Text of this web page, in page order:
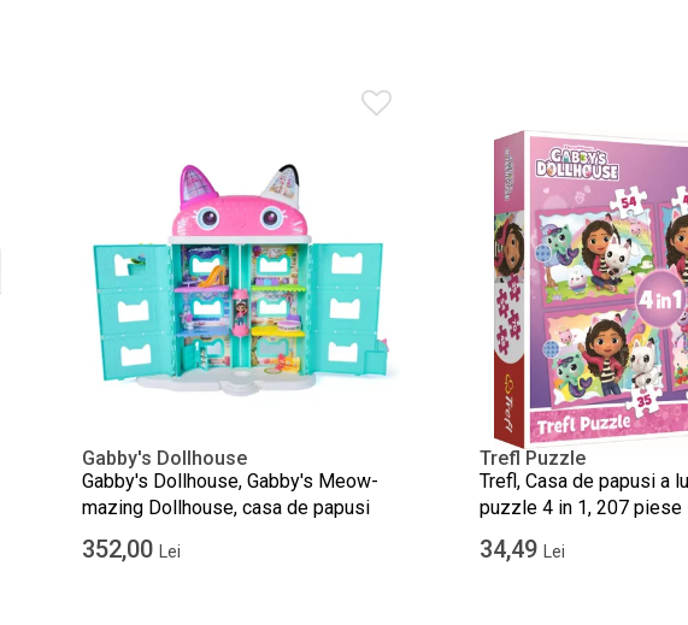
Gabby's Dollhouse
Gabby's Dollhouse, Gabby's Meow-
mazing Dollhouse, casa de papusi
352,00 Lei
Trefl Puzzle
Trefl, Casa de papusi a
puzzle 4 in 1, 207 piese
34,49 Lei